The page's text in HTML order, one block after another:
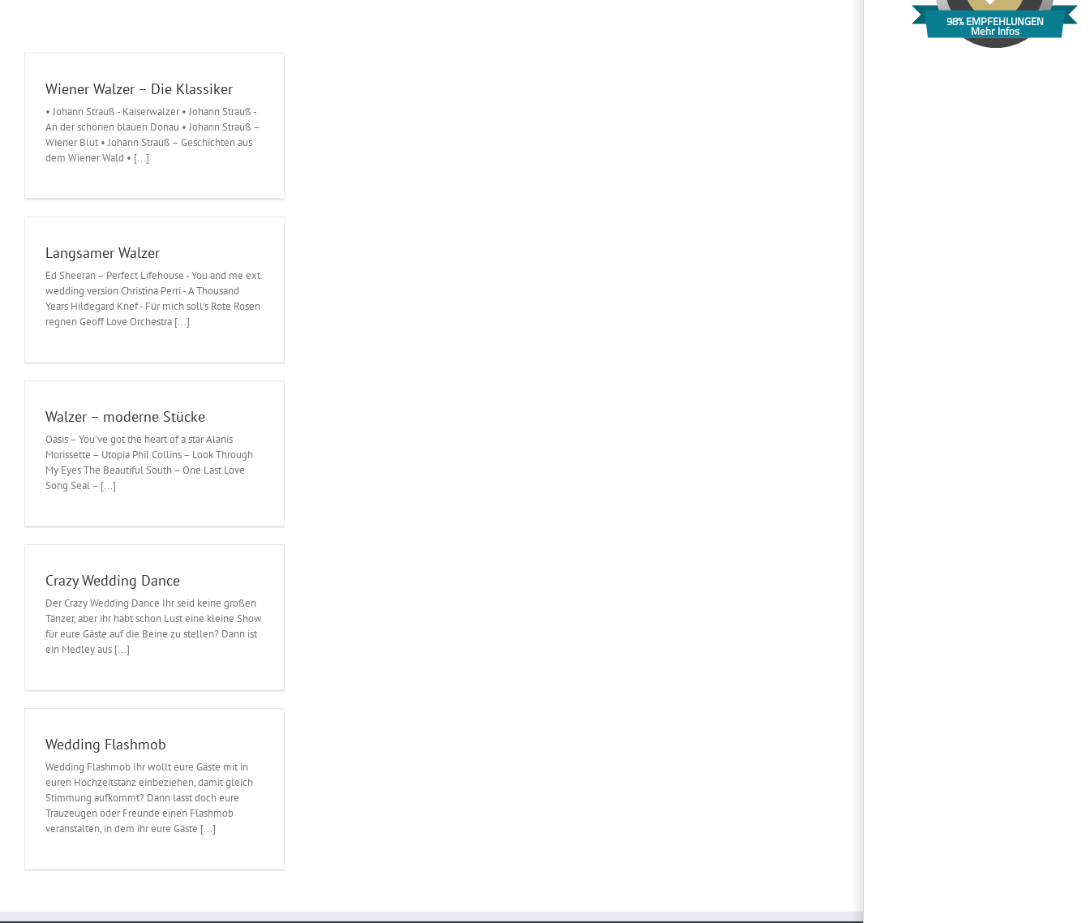
98% EMPFEHLUNGEN
Mehr Infos
Wiener Walzer – Die Klassiker
• Johann Strauß - Kaiserwalzer • Johann Strauß -
An der schönen blauen Donau • Johann Strauß –
Wiener Blut • Johann Strauß – Geschichten aus
dem Wiener Wald • [...]
Langsamer Walzer
Ed Sheeran – Perfect Lifehouse - You and me ext.
wedding version Christina Perri - A Thousand
Years Hildegard Knef - Für mich soll's Rote Rosen
regnen Geoff Love Orchestra [...]
Walzer – moderne Stücke
Oasis – You've got the heart of a star Alanis
Morissette – Utopia Phil Collins – Look Through
My Eyes The Beautiful South – One Last Love
Song Seal – [...]
Crazy Wedding Dance
Der Crazy Wedding Dance Ihr seid keine großen
Tänzer, aber ihr habt schon Lust eine kleine Show
für eure Gäste auf die Beine zu stellen? Dann ist
ein Medley aus [...]
Wedding Flashmob
Wedding Flashmob Ihr wollt eure Gäste mit in
euren Hochzeitstanz einbeziehen, damit gleich
Stimmung aufkommt? Dann lasst doch eure
Trauzeugen oder Freunde einen Flashmob
veranstalten, in dem ihr eure Gäste [...]